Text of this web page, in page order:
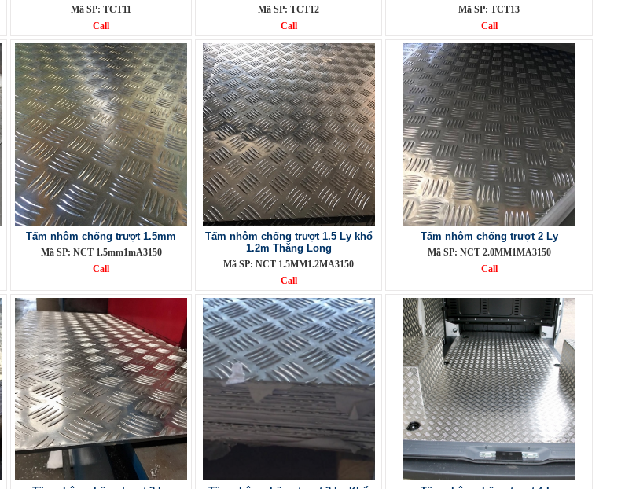
Mã SP: TCT11
Call
Mã SP: TCT12
Call
Mã SP: TCT13
Call
Tấm nhôm chống trượt 1.5mm
Mã SP: NCT 1.5mm1mA3150
Call
Tấm nhôm chống trượt 1.5 Ly khổ
1.2m Thăng Long
Mã SP: NCT 1.5MM1.2MA3150
Call
Tấm nhôm chống trượt 2 Ly
Mã SP: NCT 2.0MM1MA3150
Call